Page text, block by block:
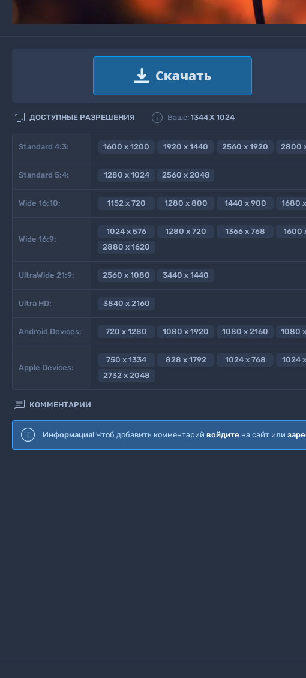
 ДОСТУПНЫЕ РАЗРЕШЕНИЯ  Ваше:1344X 1024
Standard 4:3: 1600 x 1200 1920 x 1440 2560 x 1920 2800
Standard 5:4: 1280 x 1024 2560 x 2048
Wide 16:10: 1152 x 720 1280 x 800 1440 x 900 1680
Wide 16:9:
1024 x 576 1280 x 720 1366 x 768 1600
2880 x 1620
UltraWide 21:9: 2560 x 1080 3440 x 1440
Ultra HD: 3840 x 2160
Android Devices: 720 x 1280 1080 x 1920 1080 x 2160 1080
Apple Devices:
750 x 1334 828 x 1792 1024 x 768 1024
2732 x 2048
 КОММЕНТАРИИ
Информация! Чтоб добавить комментарий войдите на сайт или